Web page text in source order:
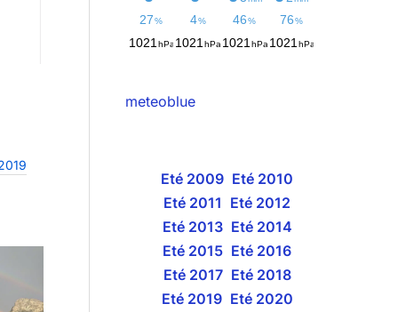
meteoblue
Eté 2009 Eté 2010
Eté 2011 Eté 2012
Eté 2013 Eté 2014
Eté 2015 Eté 2016
Eté 2017 Eté 2018
Eté 2019 Eté 2020